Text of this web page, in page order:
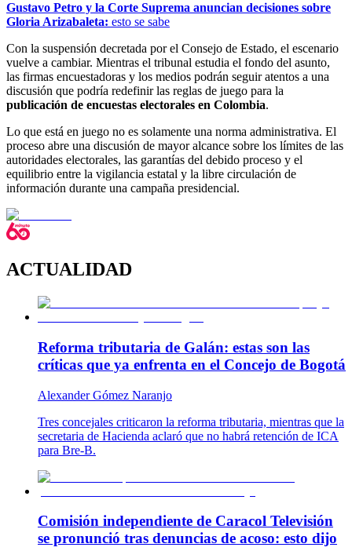
Gustavo Petro y la Corte Suprema anuncian decisiones sobre
Gloria Arizabaleta: esto se sabe
Con la suspensión decretada por el Consejo de Estado, el escenario
vuelve a cambiar. Mientras el tribunal estudia el fondo del asunto,
las firmas encuestadoras y los medios podrán seguir atentos a una
discusión que podría redefinir las reglas de juego para la
publicación de encuestas electorales en Colombia.
Lo que está en juego no es solamente una norma administrativa. El
proceso abre una discusión de mayor alcance sobre los límites de las
autoridades electorales, las garantías del debido proceso y el
equilibrio entre la vigilancia estatal y la libre circulación de
información durante una campaña presidencial.
ACTUALIDAD
Reforma tributaria de Galán: estas son las
críticas que ya enfrenta en el Concejo de Bogotá
Alexander Gómez Naranjo
Tres concejales criticaron la reforma tributaria, mientras que la
secretaria de Hacienda aclaró que no habrá retención de ICA
para Bre-B.
Comisión independiente de Caracol Televisión
se pronunció tras denuncias de acoso: esto dijo